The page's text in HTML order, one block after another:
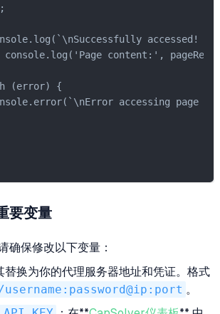
accessed!
content:',
(error) {
accessing page
要变量
确保修改以下变量：
替换为你的代理服务器地址和凭证。格式
。